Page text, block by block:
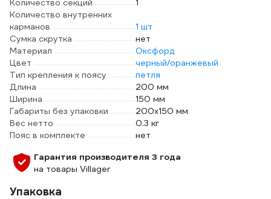
Количество секций
1
Количество внутренних
карманов
1 шт
Сумка скрутка
нет
Материал
Оксфорд
Цвет
черный/оранжевый
Тип крепления к поясу
петля
Длина
200 мм
Ширина
150 мм
Габариты без упаковки
200х150 мм
Вес нетто
0.3 кг
Пояс в комплекте
нет
Гарантия производителя 3 года
на товары Villager
Упаковка